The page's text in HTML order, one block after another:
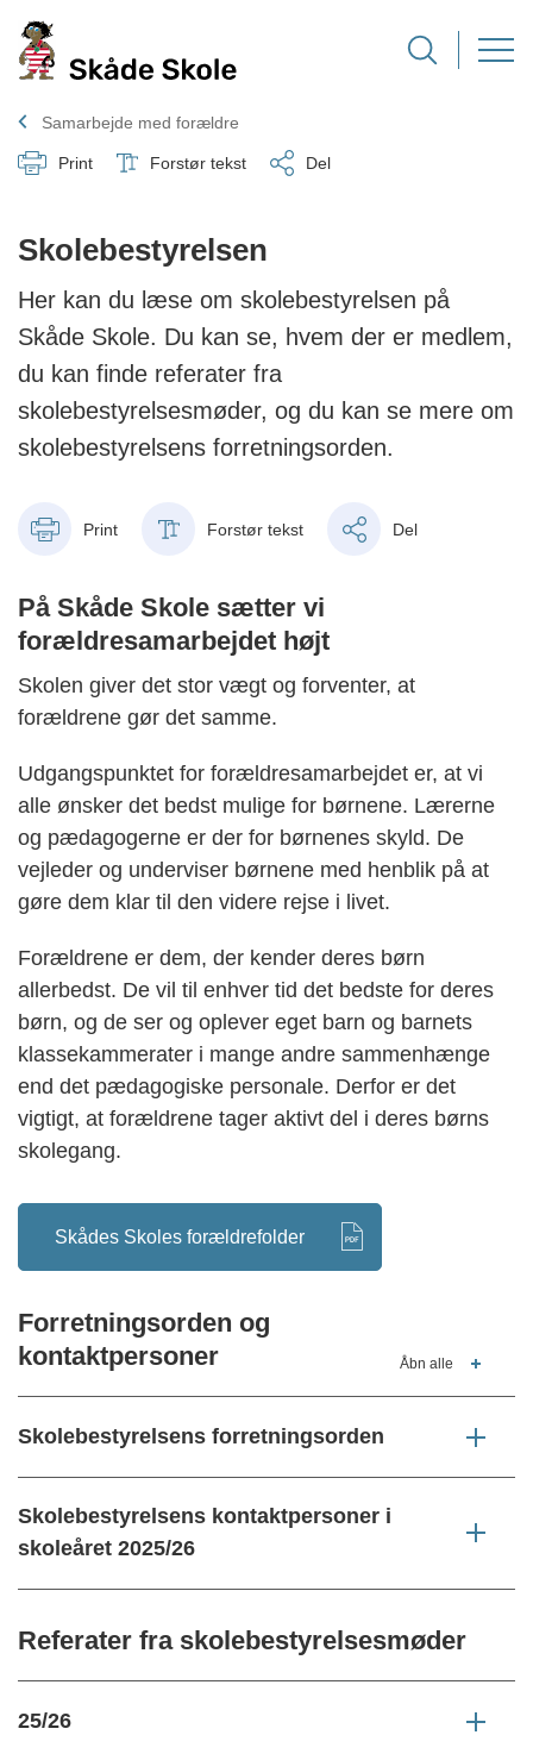
Samarbejde med forældre
Print Forstør tekst Del
Skolebestyrelsen
Her kan du læse om skolebestyrelsen på
Skåde Skole. Du kan se, hvem der er medlem,
du kan finde referater fra
skolebestyrelsesmøder, og du kan se mere om
skolebestyrelsens forretningsorden.
Print Forstør tekst Del
På Skåde Skole sætter vi
forældresamarbejdet højt
Skolen giver det stor vægt og forventer, at
forældrene gør det samme.
Udgangspunktet for forældresamarbejdet er, at vi
alle ønsker det bedst mulige for børnene. Lærerne
og pædagogerne er der for børnenes skyld. De
vejleder og underviser børnene med henblik på at
gøre dem klar til den videre rejse i livet.
Forældrene er dem, der kender deres børn
allerbedst. De vil til enhver tid det bedste for deres
børn, og de ser og oplever eget barn og barnets
klassekammerater i mange andre sammenhænge
end det pædagogiske personale. Derfor er det
vigtigt, at forældrene tager aktivt del i deres børns
skolegang.
Skådes Skoles forældrefolder
Forretningsorden og
kontaktpersoner
Åbn alle
Skolebestyrelsens forretningsorden
Skolebestyrelsens kontaktpersoner i
skoleåret 2025/26
Referater fra skolebestyrelsesmøder
25/26